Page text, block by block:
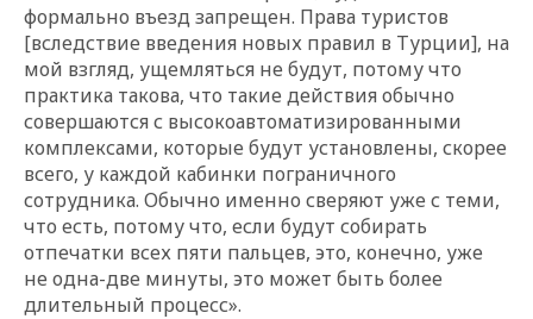
формально въезд запрещен. Права туристов
[вследствие введения новых правил в Турции], на
мой взгляд, ущемляться не будут, потому что
практика такова, что такие действия обычно
совершаются с высокоавтоматизированными
комплексами, которые будут установлены, скорее
всего, у каждой кабинки пограничного
сотрудника. Обычно именно сверяют уже с теми,
что есть, потому что, если будут собирать
отпечатки всех пяти пальцев, это, конечно, уже
не одна-две минуты, это может быть более
длительный процесс».